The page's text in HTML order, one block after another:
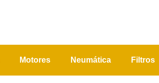
Motores Neumática Filtros